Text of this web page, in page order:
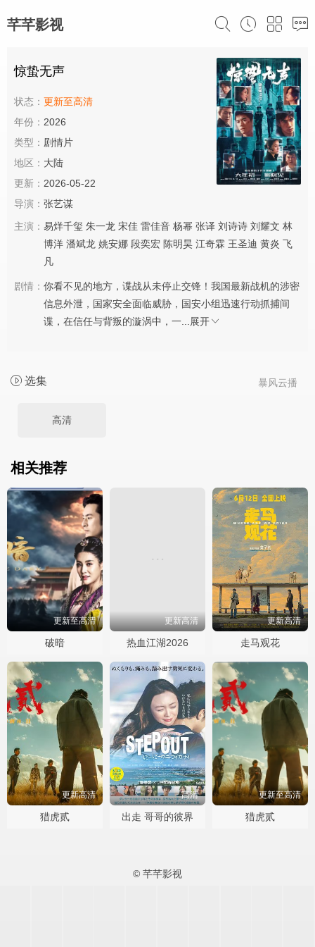
芊芊影视
惊蛰无声
状态： 更新至高清
年份： 2026
类型： 剧情片
地区： 大陆
更新： 2026-05-22
导演： 张艺谋
主演： 易烊千玺 朱一龙 宋佳 雷佳音 杨幂 张译 刘诗诗 刘耀文 林
博洋 潘斌龙 姚安娜 段奕宏 陈明昊 江奇霖 王圣迪 黄炎 飞
凡
剧情： 你看不见的地方，谍战从未停止交锋！我国最新战机的涉密
信息外泄，国家安全面临威胁，国安小组迅速行动抓捕间
谍，在信任与背叛的漩涡中，一...
展开
暴风云播
选集
高清
相关推荐
更新至高清
破暗
更新高清
热血江湖2026
更新高清
走马观花
更新高清
猎虎贰
高清
出走 哥哥的彼界
更新至高清
猎虎贰
© 芊芊影视